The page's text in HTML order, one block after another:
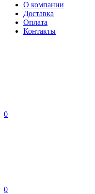
О компании
Доставка
Оплата
Контакты
0
0